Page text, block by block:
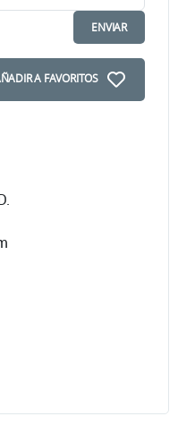
ENVIAR
A FAVORITOS